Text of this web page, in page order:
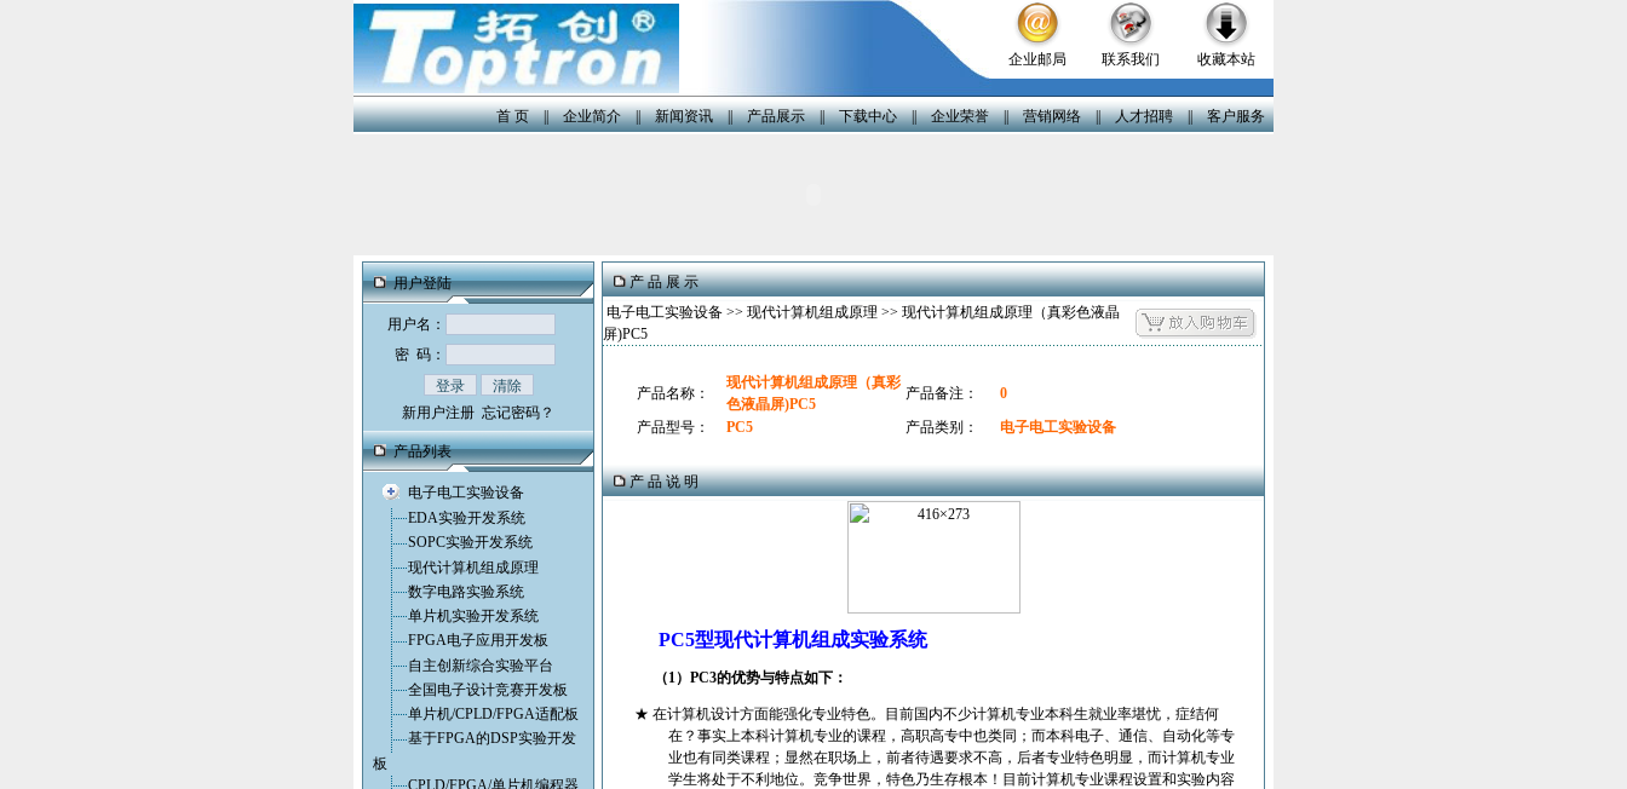
企业邮局 联系我们 收藏本站
首 页||企业简介||新闻资讯||产品展示||下载中心||企业荣誉||营销网络||人才招聘||客户服务
用户登陆
用户名：
密 码：
新用户注册 忘记密码？
产品列表
电子电工实验设备
EDA实验开发系统
SOPC实验开发系统
现代计算机组成原理
数字电路实验系统
单片机实验开发系统
FPGA电子应用开发板
自主创新综合实验平台
全国电子设计竞赛开发板
单片机/CPLD/FPGA适配板
基于FPGA的DSP实验开发
板
CPLD/FPGA/单片机编程器
产 品 展 示
电子电工实验设备 >> 现代计算机组成原理 >> 现代计算机组成原理（真彩色液晶
屏)PC5
产品名称：
现代计算机组成原理（真彩
色液晶屏)PC5
产品备注：
0
产品型号：
PC5 产品类别： 电子电工实验设备
产 品 说 明
PC5型现代计算机组成实验系统
（1）PC3的优势与特点如下：
★ 在计算机设计方面能强化专业特色。目前国内不少计算机专业本科生就业率堪忧，症结何
在？事实上本科计算机专业的课程，高职高专中也类同；而本科电子、通信、自动化等专
业也有同类课程；显然在职场上，前者待遇要求不高，后者专业特色明显，而计算机专业
学生将处于不利地位。竞争世界，特色乃生存根本！目前计算机专业课程设置和实验内容